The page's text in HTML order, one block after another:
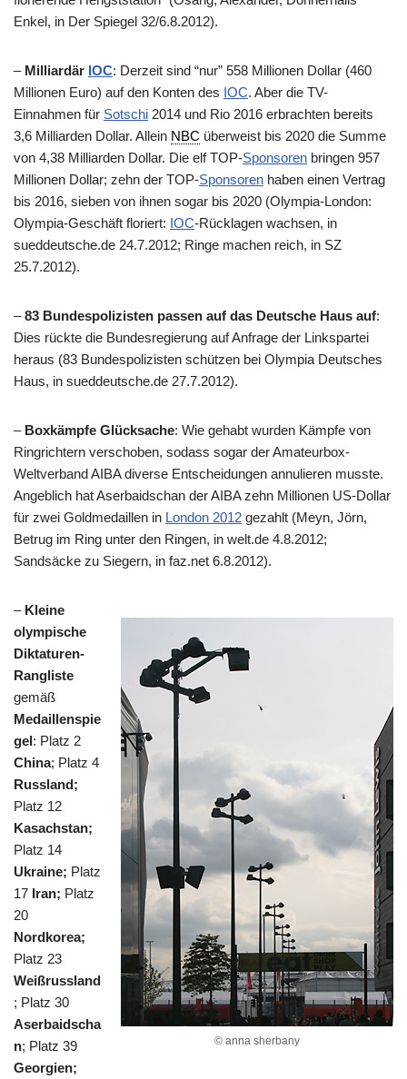
Enkel, in Der Spiegel 32/6.8.2012).
– Milliardär IOC: Derzeit sind “nur” 558 Millionen Dollar (460
Millionen Euro) auf den Konten des IOC. Aber die TV-
Einnahmen für Sotschi 2014 und Rio 2016 erbrachten bereits
3,6 Milliarden Dollar. Allein NBC überweist bis 2020 die Summe
von 4,38 Milliarden Dollar. Die elf TOP-Sponsoren bringen 957
Millionen Dollar; zehn der TOP-Sponsoren haben einen Vertrag
bis 2016, sieben von ihnen sogar bis 2020 (Olympia-London:
Olympia-Geschäft floriert: IOC-Rücklagen wachsen, in
sueddeutsche.de 24.7.2012; Ringe machen reich, in SZ
25.7.2012).
–83 Bundespolizisten passen auf das Deutsche Haus auf:
Dies rückte die Bundesregierung auf Anfrage der Linkspartei
heraus (83 Bundespolizisten schützen bei Olympia Deutsches
Haus, in sueddeutsche.de 27.7.2012).
– Boxkämpfe Glücksache: Wie gehabt wurden Kämpfe von
Ringrichtern verschoben, sodass sogar der Amateurbox-
Weltverband AIBA diverse Entscheidungen annulieren musste.
Angeblich hat Aserbaidschan der AIBA zehn Millionen US-Dollar
für zwei Goldmedaillen in London 2012 gezahlt (Meyn, Jörn,
Betrug im Ring unter den Ringen, in welt.de 4.8.2012;
Sandsäcke zu Siegern, in faz.net 6.8.2012).
© anna sherbany
– Kleine
olympische
Diktaturen-
Rangliste
gemäß
Medaillenspie
gel: Platz 2
China; Platz 4
Russland;
Platz 12
Kasachstan;
Platz 14
Ukraine; Platz
17 Iran; Platz
20
Nordkorea;
Platz 23
Weißrussland
; Platz 30
Aserbaidscha
n; Platz 39
Georgien;